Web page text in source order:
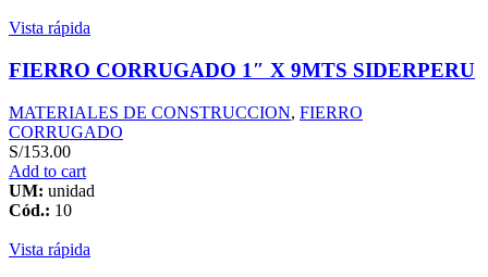
Vista rápida
FIERRO CORRUGADO 1″ X 9MTS SIDERPERU
MATERIALES DE CONSTRUCCION, FIERRO
CORRUGADO
S/153.00
Add to cart
UM: unidad
Cód.: 10
Vista rápida